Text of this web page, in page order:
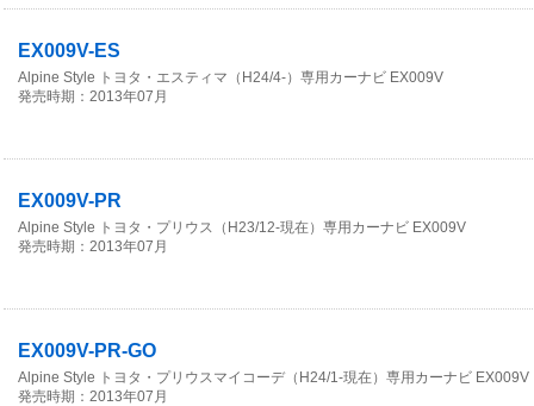
EX009V-ES
Alpine Style トヨタ・エスティマ（H24/4-）専用カーナビ EX009V
発売時期：2013年07月
EX009V-PR
Alpine Style トヨタ・プリウス（H23/12-現在）専用カーナビ EX009V
発売時期：2013年07月
EX009V-PR-GO
Alpine Style トヨタ・プリウスマイコーデ（H24/1-現在）専用カーナビ EX009V
発売時期：2013年07月